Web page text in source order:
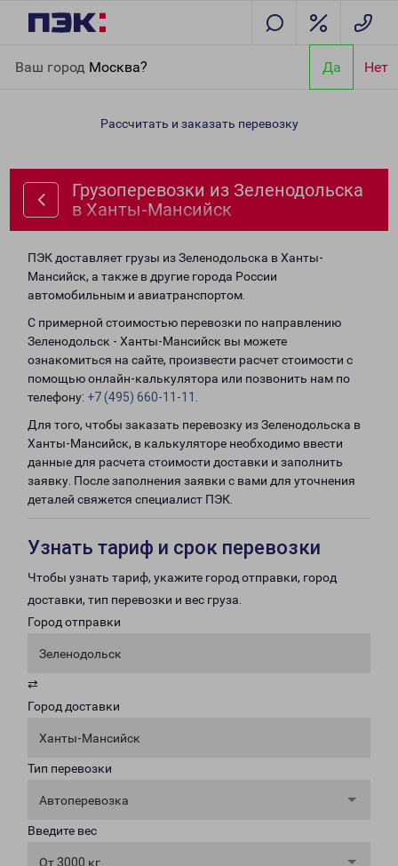
Ваш город Москва? Да Нет
Ханты-Мансийск
Рассчитать и заказать перевозку
Грузоперевозки из Зеленодольска
в Ханты-Мансийск
ПЭК доставляет грузы из Зеленодольска в Ханты-
Мансийск, а также в другие города России
автомобильным и авиатранспортом.
С примерной стоимостью перевозки по направлению
Зеленодольск - Ханты-Мансийск вы можете
ознакомиться на сайте, произвести расчет стоимости с
помощью онлайн-калькулятора или позвонить нам по
телефону: +7 (495) 660-11-11
Для того, чтобы заказать перевозку из Зеленодольска в
Ханты-Мансийск, в калькуляторе необходимо ввести
данные для расчета стоимости доставки и заполнить
заявку. После заполнения заявки с вами для уточнения
деталей свяжется специалист ПЭК.
Узнать тариф и срок перевозки
Чтобы узнать тариф, укажите город отправки, город
доставки, тип перевозки и вес груза.
Город отправки
Зеленодольск
⇄
Город доставки
Ханты-Мансийск
Тип перевозки
Автоперевозка
Введите вес
От 3000 кг